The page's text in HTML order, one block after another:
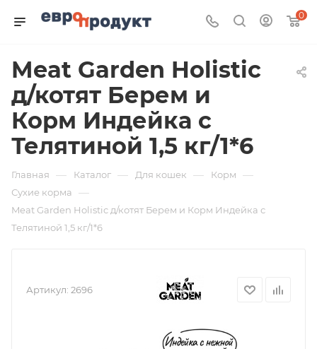
0
Meat Garden Holistic
д/котят Берем и
Корм Индейка с
Телятиной 1,5 кг/1*6
Главная — Каталог — Для кошек — Корм —
Сухие корма —
Meat Garden Holistic д/котят Берем и Корм Индейка с
Телятиной 1,5 кг/1*6
Артикул: 2696